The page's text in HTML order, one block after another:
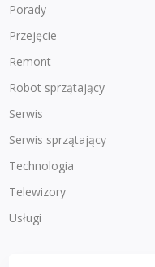
Porady
Przejęcie
Remont
Robot sprzątający
Serwis
Serwis sprzątający
Technologia
Telewizory
Usługi